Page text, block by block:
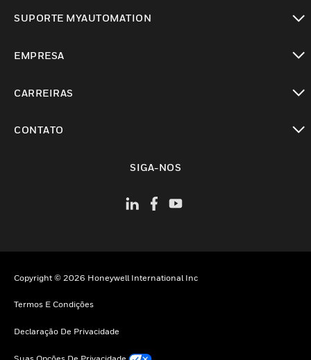
SUPORTE MYAUTOMATION
EMPRESA
CARREIRAS
CONTATO
SIGA-NOS
Copyright © 2026 Honeywell International Inc
Termos E Condições
Declaração De Privacidade